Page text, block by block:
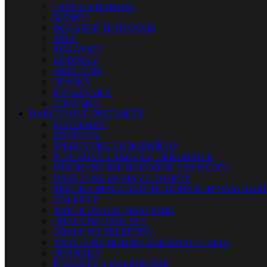
TAŠKY A BATOHY
MASKY
DOČASNÉ TETOVANIE
ŠÁLY
RUKAVICE
HODINKY
OKULIARE
OPASKY
PEŇAŽENKY
TOPÁNKY
DARČEKOVÉ PREDMETY
KĽÚČENKY
HRNČEKY
ŠPERKY PRE HUDOBNÍKOV
PLECHOVÉ TABUĽKY, DEKORÁCIE
MUZIKANTSKÉ HUDOBNÉ USB KĽÚČE
NÁSTENNÉ LP VINYL HODINY
REPLIKY-MINIATÚRY HUDOBNÝCH
NÁLEPKY
NAFUKOVACIE NÁSTROJE
OBALY NA TABLETY
OBALY NA TELEFÓNY
NÁSTENNÉ HODINY Z RÔZNYCH VECÍ
ODZNAKY
PLAGÁTY A KALENDÁRE